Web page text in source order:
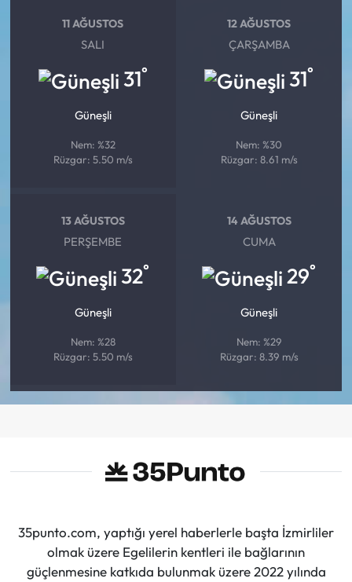
11 AĞUSTOS
SALI
31°
Güneşli
Nem: %32
Rüzgar: 5.50 m/s
12 AĞUSTOS
ÇARŞAMBA
31°
Güneşli
Nem: %30
Rüzgar: 8.61 m/s
13 AĞUSTOS
PERŞEMBE
32°
Güneşli
Nem: %28
Rüzgar: 5.50 m/s
14 AĞUSTOS
CUMA
29°
Güneşli
Nem: %29
Rüzgar: 8.39 m/s
35punto.com, yaptığı yerel haberlerle başta İzmirliler
olmak üzere Egelilerin kentleri ile bağlarının
güçlenmesine katkıda bulunmak üzere 2022 yılında